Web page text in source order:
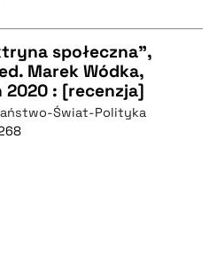
społeczna",
Marek Wódka,
2020 : [recenzja]
Świat-Polityka